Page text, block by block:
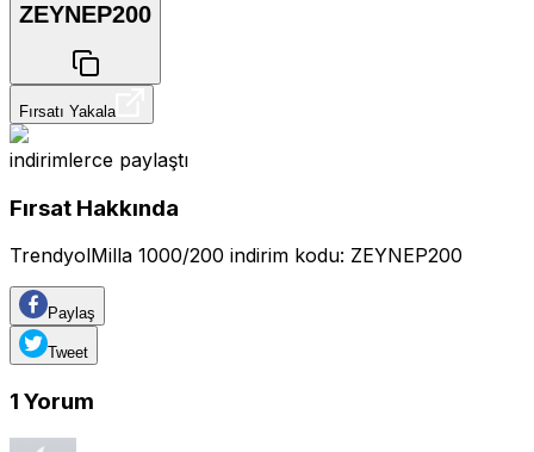
ZEYNEP200
Fırsatı Yakala
indirimlerce paylaştı
Fırsat Hakkında
TrendyolMilla 1000/200 indirim kodu: ZEYNEP200
Paylaş
Tweet
1 Yorum